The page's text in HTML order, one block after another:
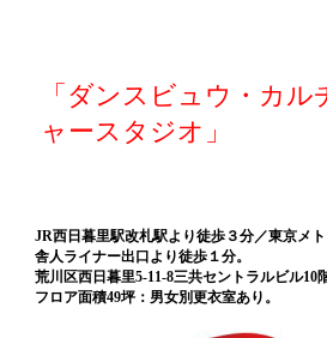
「ダンスビュウ・カル
ャースタジオ」
JR西日暮里駅改札駅より徒歩３分／東京メ
舎人ライナー出口より徒歩１分。
荒川区西日暮里5-11-8三共セントラルビル10
フロア面積49坪：男女別更衣室あり。